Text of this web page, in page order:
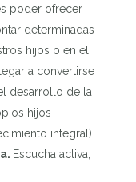
poder ofrecer
determinadas
hijos o en el
a convertirse
desarrollo de la
hijos
integral).
Escucha activa,